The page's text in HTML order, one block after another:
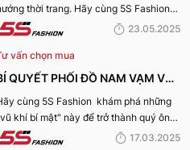
MỌI CHÀNG TRAI
thời trang. Hãy cùng 5S Fashion
điểm qua những bí kíp phối đồ mùa hè
23.05.2025
vấn chọn mua
QUYẾT PHỐI ĐỒ NAM VẠM VỠ
THU HÚT PHÁI NỮ
cùng 5S Fashion khám phá những
khí bí mật" này để trở thành quý ông
thu hút nhờ “tận dụng” triệt để những ưu
17.03.2025